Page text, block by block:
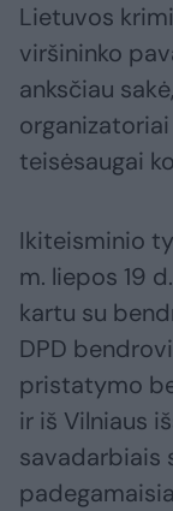
Lietuvos
viršininko
anksčiau
teisėsaugai
Ikiteisminio
m. liepos 19
kartu su
DPD
pristatymo
ir iš Vilniaus
savadarbiais